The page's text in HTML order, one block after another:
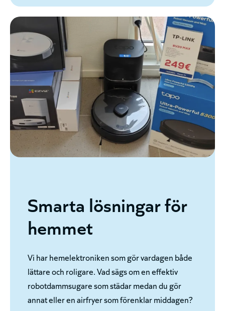
Smarta lösningar för
hemmet
Vi har hemelektroniken som gör vardagen både
lättare och roligare. Vad sägs om en effektiv
robotdammsugare som städar medan du gör
annat eller en airfryer som förenklar middagen?